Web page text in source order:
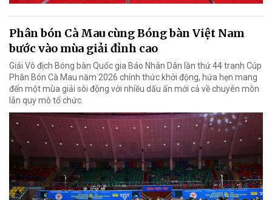
Phân bón Cà Mau cùng Bóng bàn Việt Nam
bước vào mùa giải đỉnh cao
Giải Vô địch Bóng bàn Quốc gia Báo Nhân Dân lần thứ 44 tranh Cúp
Phân Bón Cà Mau năm 2026 chính thức khởi động, hứa hẹn mang
đến một mùa giải sôi động với nhiều dấu ấn mới cả về chuyên môn
lẫn quy mô tổ chức.